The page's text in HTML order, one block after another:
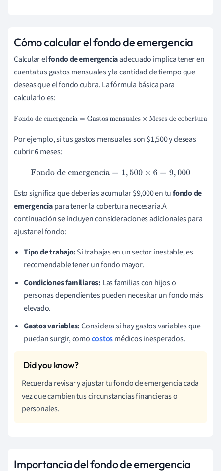
Cómo calcular el fondo de emergencia
Calcular elfondo de emergenciaadecuado implica tener en
cuenta tus gastos mensuales y la cantidad de tiempo que
deseas que el fondo cubra. La fórmula básica para
calcularlo es:
Fondo de emergencia=Gastos mensuales×Meses de
Por ejemplo, si tus gastos mensuales son $1,500 y deseas
cubrir 6 meses:
Fondo de emergencia =1,500× 6= 9, 000
Esto significa que deberías acumular $9,000 en tufondo de
emergenciapara tener la cobertura necesaria.A
continuación se incluyen consideraciones adicionales para
ajustar el fondo:
Tipo de trabajo:Si trabajas en un sector inestable, es
recomendable tener un fondo mayor.
Condiciones familiares: Las familias con hijos o
personas dependientes pueden necesitar un fondo más
elevado.
Gastos variables:Considera si hay gastos variables que
puedan surgir, comocostosmédicos inesperados.
Recuerda revisar y ajustar tu fondo de emergencia cada
vez que cambien tus circunstancias financieras o
personales.
Importancia del fondo de emergencia